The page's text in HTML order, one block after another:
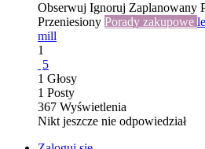
Obserwuj Ignoruj Zaplanowany
Przeniesiony Porady zakupowe
mill
1
5
1 Głosy
1 Posty
367 Wyświetlenia
Nikt jeszcze nie odpowiedział